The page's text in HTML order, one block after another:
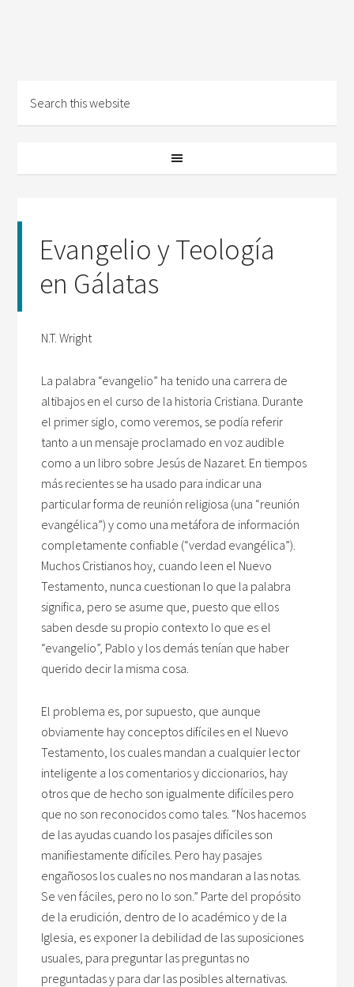
Evangelio y Teología
en Gálatas
N.T. Wright
La palabra “evangelio” ha tenido una carrera de
altibajos en el curso de la historia Cristiana. Durante
el primer siglo, como veremos, se podía referir
tanto a un mensaje proclamado en voz audible
como a un libro sobre Jesús de Nazaret. En tiempos
más recientes se ha usado para indicar una
particular forma de reunión religiosa (una “reunión
evangélica”) y como una metáfora de información
completamente confiable (“verdad evangélica”).
Muchos Cristianos hoy, cuando leen el Nuevo
Testamento, nunca cuestionan lo que la palabra
significa, pero se asume que, puesto que ellos
saben desde su propio contexto lo que es el
“evangelio”, Pablo y los demás tenían que haber
querido decir la misma cosa.
El problema es, por supuesto, que aunque
obviamente hay conceptos difíciles en el Nuevo
Testamento, los cuales mandan a cualquier lector
inteligente a los comentarios y diccionarios, hay
otros que de hecho son igualmente difíciles pero
que no son reconocidos como tales. “Nos hacemos
de las ayudas cuando los pasajes difíciles son
manifiestamente difíciles. Pero hay pasajes
engañosos los cuales no nos mandaran a las notas.
Se ven fáciles, pero no lo son.” Parte del propósito
de la erudición, dentro de lo académico y de la
Iglesia, es exponer la debilidad de las suposiciones
usuales, para preguntar las preguntas no
preguntadas y para dar las posibles alternativas.